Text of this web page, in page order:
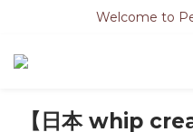
Welcome to
【日本 whip